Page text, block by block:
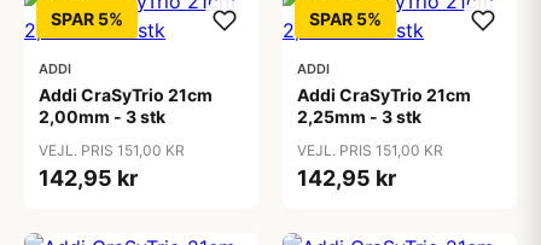
SPAR 5%
ADDI
Addi CraSyTrio 21cm
2,00mm - 3 stk
VEJL. PRIS 151,00 KR
142,95 kr
SPAR 5%
ADDI
Addi CraSyTrio 21cm
2,25mm - 3 stk
VEJL. PRIS 151,00 KR
142,95 kr